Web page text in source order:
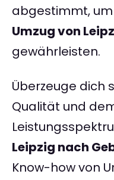
abgestimmt,
Umzug von
gewährleisten.
Überzeuge dich
Qualität und
Leipzig nach
Know-how von